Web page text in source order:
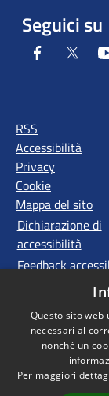
Seguici su
Facebook
RSS
Accessibilità
Privacy
Cookie
Mappa del sito
Dichiarazione di
accessibilità
Feedback
Questo sito web
necessari al
nonché un
Per maggiori